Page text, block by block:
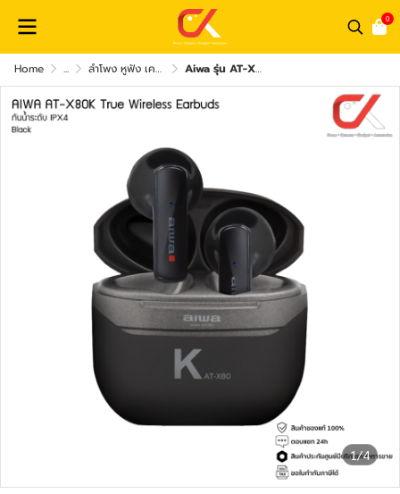
0
Home ... ลำโพง หูฟัง เครื่องเสียง และ อุปกรณ์เสริม Aiwa รุ่น AT-X80K True Wireless Earbuds กันน้ำระดับ IPX4
1/4